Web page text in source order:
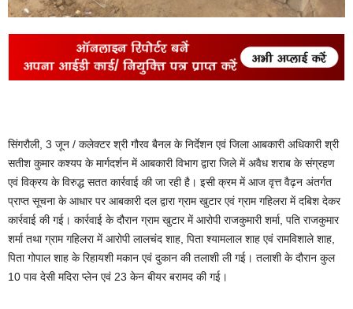
सिंगरौली, 3 जून / कलेक्टर श्री गौरव बैनल के निर्देशन एवं जिला आबकारी अधिकारी श्री
सतीश कुमार कश्यप के मार्गदर्शन में आबकारी विभाग द्वारा जिले में अवैध शराब के संग्रहण
एवं विक्रय के विरुद्ध सतत कार्रवाई की जा रही है। इसी क्रम में आज वृत्त वैढ़न अंतर्गत
प्राप्त सूचना के आधार पर आबकारी दल द्वारा ग्राम खुटार एवं ग्राम गहिलरा में दबिश देकर
कार्रवाई की गई। कार्रवाई के दौरान ग्राम खुटार में आरोपी राजकुमारी शर्मा, पति राजकुमार
शर्मा तथा ग्राम गहिलरा में आरोपी लालचंद शाह, पिता श्यामलाल शाह एवं रामविशाले शाह,
पिता गोपाल शाह के रिहायशी मकान एवं दुकान की तलाशी ली गई। तलाशी के दौरान कुल
10 पाव देसी मदिरा प्लेन एवं 23 केन बीयर बरामद की गई।